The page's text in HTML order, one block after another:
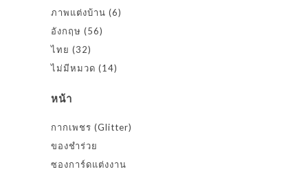
ภาพแต่งบ้าน (6)
อังกฤษ (56)
ไทย (32)
ไม่มีหมวด (14)
หน้า
กากเพชร (Glitter)
ของชำร่วย
ซองการ์ดแต่งงาน